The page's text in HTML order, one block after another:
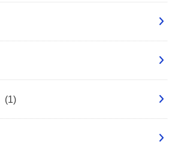
(1)